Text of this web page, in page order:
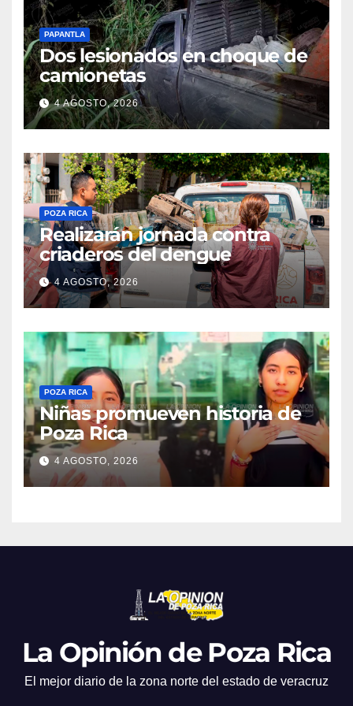
PAPANTLA
Dos lesionados en choque de
camionetas
4 AGOSTO, 2026
POZA RICA
Realizarán jornada contra
criaderos del dengue
4 AGOSTO, 2026
POZA RICA
Niñas promueven historia de
Poza Rica
4 AGOSTO, 2026
La Opinión de Poza Rica
El mejor diario de la zona norte del estado de veracruz